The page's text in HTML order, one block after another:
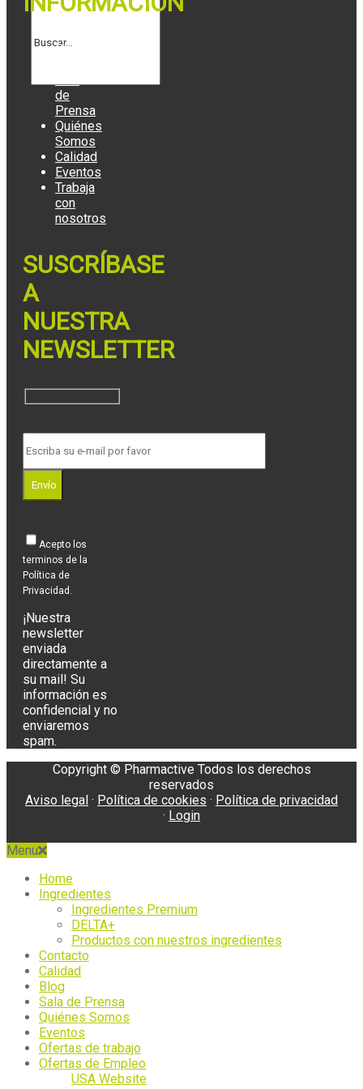
Blog
de
Prensa
Quiénes
Somos
Calidad
Eventos
Trabaja
con
nosotros
SUSCRÍBASE
A
NUESTRA
NEWSLETTER
Envío
Acepto los
terminos de la
Política de
Privacidad.
¡Nuestra
newsletter
enviada
directamente a
su mail! Su
información es
confidencial y no
enviaremos
spam.
Copyright © Pharmactive Todos los derechos
reservados
Aviso legal · Política de cookies · Política de privacidad
· Login
Menu
Home
Ingredientes
Ingredientes Premium
DELTA+
Productos con nuestros ingredientes
Contacto
Calidad
Blog
Sala de Prensa
Quiénes Somos
Eventos
Ofertas de trabajo
Ofertas de Empleo
USA Website